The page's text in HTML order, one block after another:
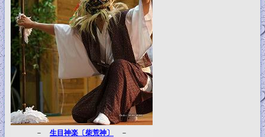
－ 生目神楽〔柴荒神〕 －